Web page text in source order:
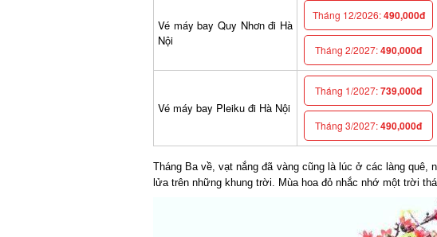
Vé máy bay Quy Nhơn đi Hà
Nội
Tháng 12/2026:490,000đ
Tháng 2/2027:490,000đ
Vé máy bay Pleiku đi Hà Nội
Tháng 1/2027:739,000đ
Tháng 3/2027:490,000đ
Tháng Ba về, vạt nắng đã vàng cũng là lúc ở các làng quê,
lửa trên những khung trời. Mùa hoa đỏ nhắc nhớ một trời